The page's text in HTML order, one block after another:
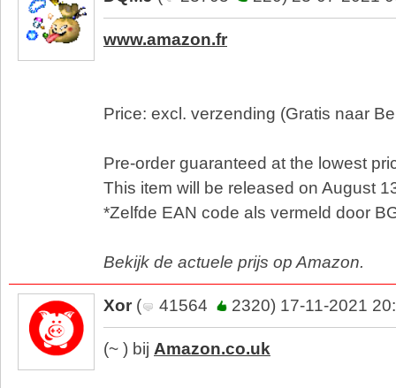
www.amazon.fr
Price: excl. verzending (Gratis naar
Pre-order guaranteed at the lowest
This item will be released on August
*Zelfde EAN code als vermeld door
Bekijk de actuele prijs op Amazon.
Xor ( 41564 2320) 17-11-2021
(~ ) bij Amazon.co.uk